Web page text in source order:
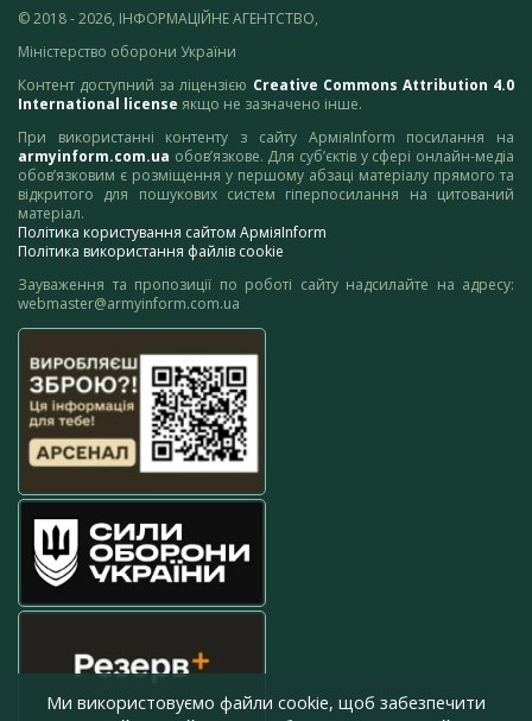
© 2018 - 2026, ІНФОРМАЦІЙНЕ АГЕНТСТВО,
Міністерство оборони України
Контент доступний за ліцензією Creative Commons Attribution 4.0
International license якщо не зазначено інше.
При використанні контенту з сайту АрміяInform посилання на
armyinform.com.ua обов’язкове. Для суб’єктів у сфері онлайн-медіа
обов’язковим є розміщення у першому абзаці матеріалу прямого та
відкритого для пошукових систем гіперпосилання на цитований
матеріал.
Політика користування сайтом АрміяInform
Політика використання файлів cookie
Зауваження та пропозиції по роботі сайту надсилайте на адресу:
webmaster@armyinform.com.ua
Ми використовуємо файли cookie, щоб забезпечити